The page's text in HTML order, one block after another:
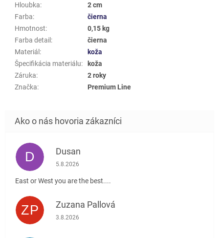
Hloubka:
2 cm
Farba:
čierna
Hmotnost:
0,15 kg
Farba detail :
čierna
Materiál :
koža
Špecifikácia materiálu:
koža
Záruka:
2 roky
Značka: Premium Line
D Dusan
Hodnotenie obchodu je 5 z 5 hviezdičiek.
5.8.2026
East or West you are the best....
ZP Zuzana Pallová
Hodnotenie obchodu je 5 z 5 hviezdičiek.
3.8.2026